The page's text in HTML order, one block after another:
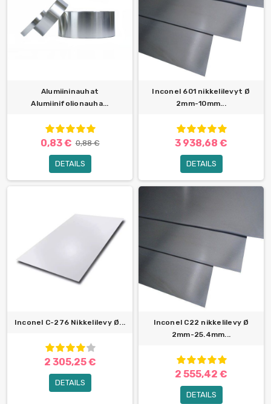
Alumiininauhat
Alumiinifolionauha...
0,83 € 0,88 €
DETAILS
Inconel 601 nikkelilevyt Ø
2mm-10mm...
3 938,68 €
DETAILS
Inconel C-276 Nikkelilevy Ø...
2 305,25 €
DETAILS
Inconel C22 nikkelilevy Ø
2mm-25.4mm...
2 555,42 €
DETAILS